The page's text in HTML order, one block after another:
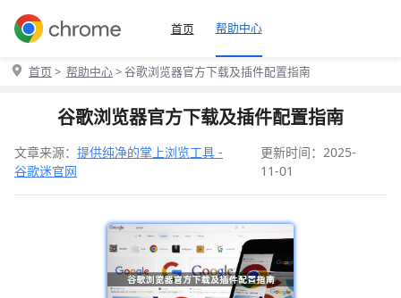
首页 帮助中心
首页 > 帮助中心> 谷歌浏览器官方下载及插件配置指南
谷歌浏览器官方下载及插件配置指南
文章来源： 提供纯净的掌上浏览工具 -
谷歌迷官网
更新时间：2025-
11-01